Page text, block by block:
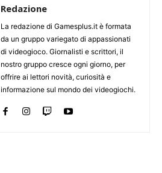
Redazione
La redazione di Gamesplus.it è formata
da un gruppo variegato di appassionati
di videogioco. Giornalisti e scrittori, il
nostro gruppo cresce ogni giorno, per
offrire ai lettori novità, curiosità e
informazione sul mondo dei videogiochi.